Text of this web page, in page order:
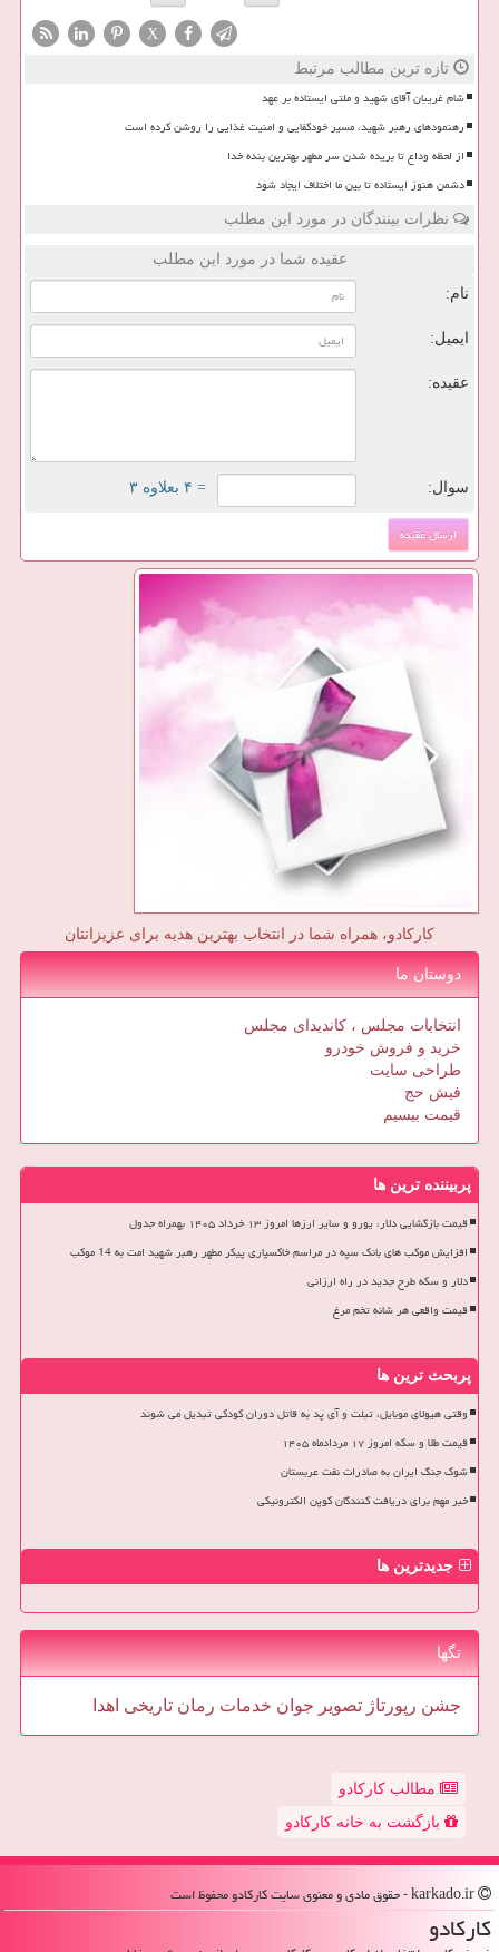
X
تازه ترین مطالب مرتبط
شام غریبان آقای شهید و ملتی ایستاده بر عهد
رهنمودهای رهبر شهید، مسیر خودکفایی و امنیت غذایی را روشن کرده است
از لحظه وداع تا بریده شدن سر مطهر بهترین بنده خدا
دشمن هنوز ایستاده تا بین ما اختلاف ایجاد شود
نظرات بینندگان در مورد این مطلب
عقیده شما در مورد این مطلب
نام:
ایمیل:
عقیده:
سوال: = ۴ بعلاوه ۳
کارکادو، همراه شما در انتخاب بهترین هدیه برای عزیزانتان
دوستان ما
انتخابات مجلس ، کاندیدای مجلس
خرید و فروش خودرو
طراحی سایت
فیش حج
قیمت بیسیم
پربیننده ترین ها
قیمت بازگشایی دلار، یورو و سایر ارزها امروز ۱۳ خرداد ۱۴۰۵ بهمراه جدول
افزایش موکب های بانک سپه در مراسم خاکسپاری پیکر مطهر رهبر شهید امت به 14 موکب
دلار و سکه طرح جدید در راه ارزانی
قیمت واقعی هر شانه تخم مرغ
پربحث ترین ها
وقتی هیولای موبایل، تبلت و آی پد به قاتل دوران کودکی تبدیل می شوند
قیمت طلا و سکه امروز ۱۷ مردادماه ۱۴۰۵
شوک جنگ ایران به صادرات نفت عربستان
خبر مهم برای دریافت کنندگان کوپن الکترونیکی
جدیدترین ها
تگها
جشن رپورتاژ تصویر جوان خدمات رمان تاریخی اهدا
مطالب کارکادو
بازگشت به خانه کارکادو
كاركادو